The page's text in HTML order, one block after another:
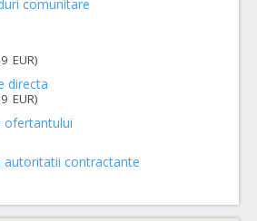
comunitare
EUR)
directa
EUR)
ofertantului
autoritatii contractante